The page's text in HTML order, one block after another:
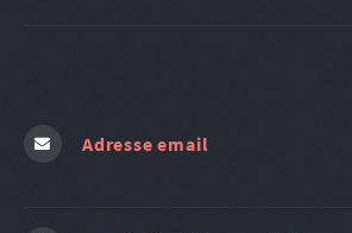
Adresse email